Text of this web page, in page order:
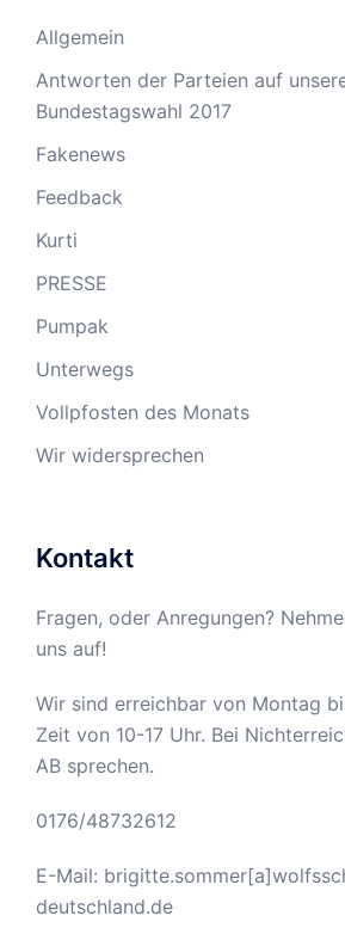
Allgemein
Antworten der Parteien auf
Bundestagswahl 2017
Fakenews
Feedback
Kurti
PRESSE
Pumpak
Unterwegs
Vollpfosten des Monats
Wir widersprechen
Kontakt
Fragen, oder Anregungen?
uns auf!
Wir sind erreichbar von Montag
Zeit von 10-17 Uhr. Bei
AB sprechen.
0176/48732612
E-Mail:
deutschland.de